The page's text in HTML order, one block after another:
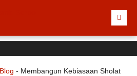
Blog - Membangun Kebiasaan Sholat